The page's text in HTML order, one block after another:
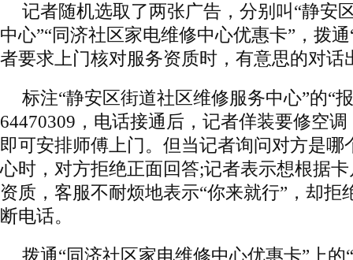
记者随机选取了两张广告，分别叫“静安
中心”“同济社区家电维修中心优惠卡”，拨
者要求上门核对服务资质时，有意思的对话
标注“静安区街道社区维修服务中心”的“
64470309，电话接通后，记者佯装要修空
即可安排师傅上门。但当记者询问对方是哪
心时，对方拒绝正面回答;记者表示想根据
资质，客服不耐烦地表示“你来就行”，却拒
断电话。
拨通“同济社区家电维修中心优惠卡”上的